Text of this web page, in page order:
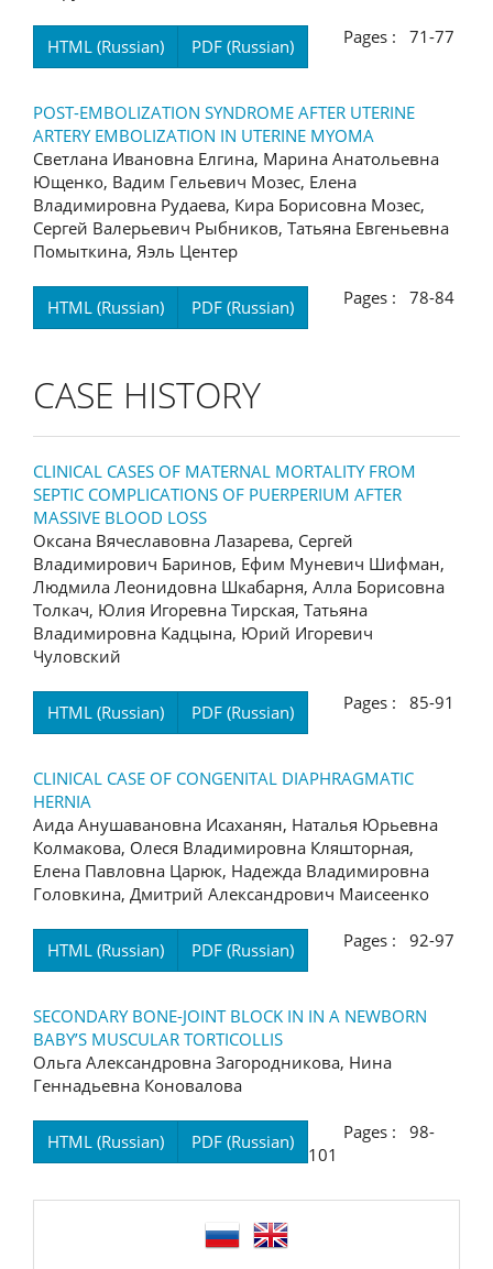
HTML (Russian) PDF (Russian) Pages : 71-77
POST-EMBOLIZATION SYNDROME AFTER UTERINE
ARTERY EMBOLIZATION IN UTERINE MYOMA
Светлана Ивановна Елгина, Марина Анатольевна
Ющенко, Вадим Гельевич Мозес, Елена
Владимировна Рудаева, Кира Борисовна Мозес,
Сергей Валерьевич Рыбников, Татьяна Евгеньевна
Помыткина, Яэль Центер
HTML (Russian) PDF (Russian) Pages : 78-84
CASE HISTORY
CLINICAL CASES OF MATERNAL MORTALITY FROM
SEPTIC COMPLICATIONS OF PUERPERIUM AFTER
MASSIVE BLOOD LOSS
Оксана Вячеславовна Лазарева, Сергей
Владимирович Баринов, Ефим Муневич Шифман,
Людмила Леонидовна Шкабарня, Алла Борисовна
Толкач, Юлия Игоревна Тирская, Татьяна
Владимировна Кадцына, Юрий Игоревич
Чуловский
HTML (Russian) PDF (Russian) Pages : 85-91
CLINICAL CASE OF CONGENITAL DIAPHRAGMATIC
HERNIA
Аида Анушавановна Исаханян, Наталья Юрьевна
Колмакова, Олеся Владимировна Кляшторная,
Елена Павловна Царюк, Надежда Владимировна
Головкина, Дмитрий Александрович Маисеенко
HTML (Russian) PDF (Russian) Pages : 92-97
SECONDARY BONE-JOINT BLOCK IN IN A NEWBORN
BABY’S MUSCULAR TORTICOLLIS
Ольга Александровна Загородникова, Нина
Геннадьевна Коновалова
HTML (Russian) PDF (Russian)
Pages : 98-
101